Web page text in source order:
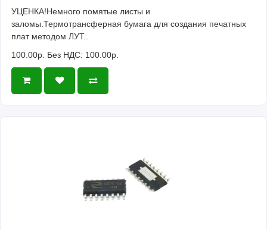
УЦЕНКА!Немного помятые листы и
заломы.Термотрансферная бумага для создания печатных
плат методом ЛУТ..
100.00р. Без НДС: 100.00р.